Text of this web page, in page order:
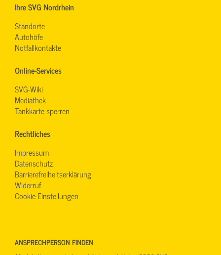
Ihre SVG Nordrhein
Standorte
Autohöfe
Notfallkontakte
Online-Services
SVG-Wiki
Mediathek
Tankkarte sperren
Rechtliches
Impressum
Datenschutz
Barrierefreiheitserklärung
Widerruf
Cookie-Einstellungen
ANSPRECHPERSON FINDEN